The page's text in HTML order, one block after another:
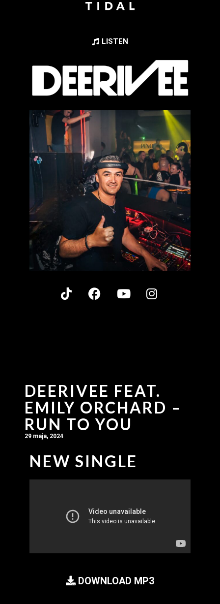
LISTEN
DEERIVEE FEAT.
EMILY ORCHARD –
RUN TO YOU
29 maja, 2024
NEW SINGLE
DOWNLOAD MP3